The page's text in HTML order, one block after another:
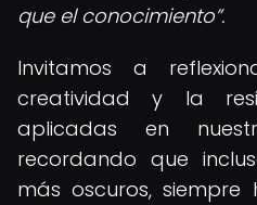
que el conocimiento .
Invitamos a
creatividad y la
aplicadas en
recordando que
más oscuros,